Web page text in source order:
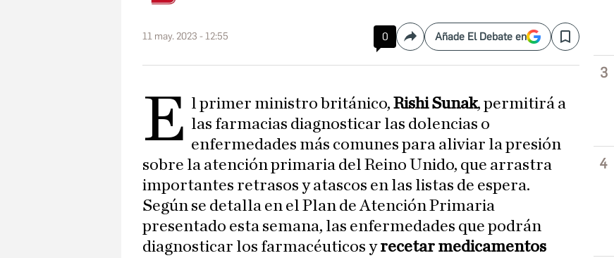
11 may. 2023 - 12:55 0 CompartirAñade El Debate en Save
E l primer ministro británico,Rishi Sunak, permitirá a
las farmacias diagnosticar las dolencias o
enfermedades más comunes para aliviar la presión
sobre la atención primaria del Reino Unido, que arrastra
importantes retrasos y atascos en las listas de espera.
Según se detalla en el Plan de Atención Primaria
presentado esta semana, las enfermedades que podrán
diagnosticar los farmacéuticos yrecetar medicamentos